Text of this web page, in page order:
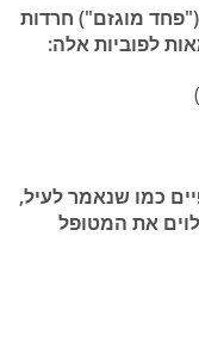
("פחד מוגזם") חרדות
לפוביות אלה:
כמו שנאמר לעיל,
את המטופל